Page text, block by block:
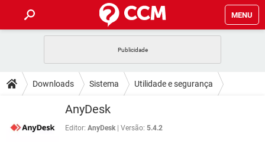
MENU
CELULAR FACEBOOK
INSTAGRAM GMAIL
DICAS
JOGOS
JOGOS WHATSAPP
FÓRUM
Downloads Sistema Utilidade e segurança
AnyDesk
Editor: AnyDesk Versão: 5.4.2